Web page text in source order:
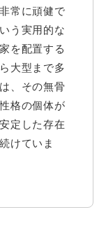
常に頑健で
う実用的な
を配置する
大型まで多
、その無骨
格の個体が
定した存在
けていま